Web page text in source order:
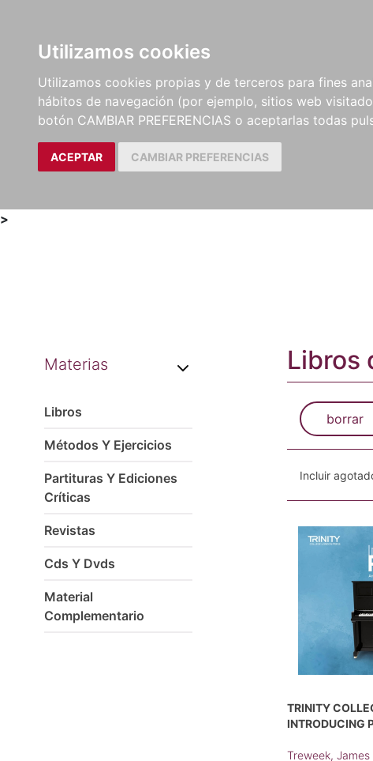
Utilizamos cookies
Utilizamos cookies propias y de terceros para fines
hábitos de navegación (por ejemplo, sitios web
botón CAMBIAR PREFERENCIAS o aceptarlas todas
ACEPTAR CAMBIAR PREFERENCIAS
LIBROS
MÉTODOS Y
EJERCICIOS
PARTITURAS Y EDICIONES
CRÍTICAS
>
Materias
Libros
Métodos Y Ejercicios
Partituras Y Ediciones
Críticas
Revistas
Cds Y Dvds
Material
Complementario
Libros
borrar
Incluir
TRINITY
INTRODUCING
Treweek, James